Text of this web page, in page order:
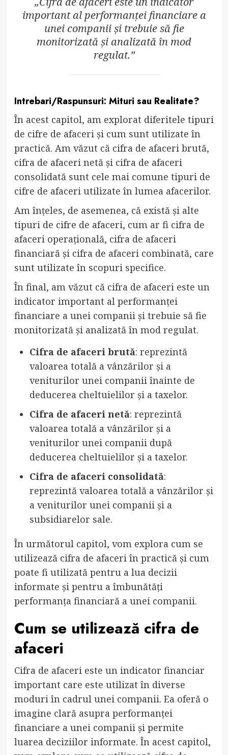
important al performanței financiare a
unei companii și trebuie să fie
monitorizată și analizată în mod
regulat.”
Intrebari/Raspunsuri: Mituri sau Realitate?
În acest capitol, am explorat diferitele tipuri
de cifre de afaceri și cum sunt utilizate în
practică. Am văzut că cifra de afaceri brută,
cifra de afaceri netă și cifra de afaceri
consolidată sunt cele mai comune tipuri de
cifre de afaceri utilizate în lumea afacerilor.
Am înțeles, de asemenea, că există și alte
tipuri de cifre de afaceri, cum ar fi cifra de
afaceri operațională, cifra de afaceri
financiară și cifra de afaceri combinată, care
sunt utilizate în scopuri specifice.
În final, am văzut că cifra de afaceri este un
indicator important al performanței
financiare a unei companii și trebuie să fie
monitorizată și analizată în mod regulat.
Cifra de afaceri brută: reprezintă
valoarea totală a vânzărilor și a
veniturilor unei companii înainte de
deducerea cheltuielilor și a taxelor.
Cifra de afaceri netă: reprezintă
valoarea totală a vânzărilor și a
veniturilor unei companii după
deducerea cheltuielilor și a taxelor.
Cifra de afaceri consolidată:
reprezintă valoarea totală a vânzărilor și
a veniturilor unei companii și a
subsidiarelor sale.
În următorul capitol, vom explora cum se
utilizează cifra de afaceri în practică și cum
poate fi utilizată pentru a lua decizii
informate și pentru a îmbunătăți
performanța financiară a unei companii.
Cum se utilizează cifra de
afaceri
Cifra de afaceri este un indicator financiar
important care este utilizat în diverse
moduri în cadrul unei companii. Ea oferă o
imagine clară asupra performanței
financiare a unei companii și permite
luarea deciziilor informate. În acest capitol,